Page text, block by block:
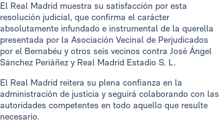
El Real Madrid muestra su satisfacción por esta
resolución judicial, que confirma el carácter
absolutamente infundado e instrumental de la querella
presentada por la Asociación Vecinal de Perjudicados
por el Bernabéu y otros seis vecinos contra José Ángel
Sánchez Periáñez y Real Madrid Estadio S. L.
El Real Madrid reitera su plena confianza en la
administración de justicia y seguirá colaborando con las
autoridades competentes en todo aquello que resulte
necesario.